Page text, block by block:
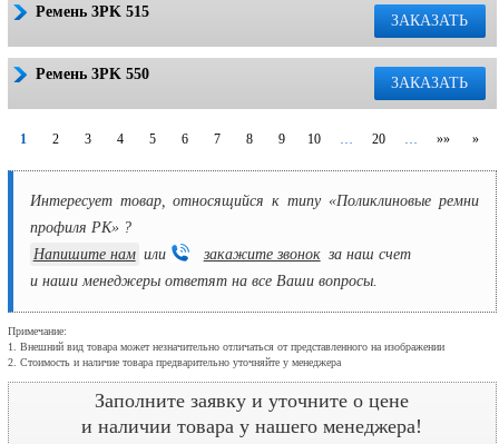
Ремень 3PK 515
ЗАКАЗАТЬ
Ремень 3PK 550
ЗАКАЗАТЬ
1 2 3 4 5 6 7 8 9 10 … 20 … »» »
Интересует товар, относящийся к типу «Поликлиновые ремни
профиля PK» ?
Напишите нам или закажите звонок за наш счет
и наши менеджеры ответят на все Ваши вопросы.
Примечание:
1. Внешний вид товара может незначительно отличаться от представленного на изображении
2. Стоимость и наличие товара предварительно уточняйте у менеджера
Заполните заявку и уточните о цене
и наличии товара у нашего менеджера!